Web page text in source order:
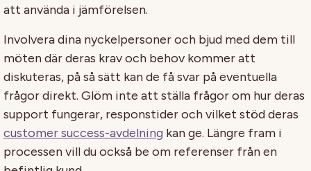
att använda i jämförelsen.
Involvera dina nyckelpersoner och bjud med dem till
möten där deras krav och behov kommer att
diskuteras, på så sätt kan de få svar på eventuella
frågor direkt. Glöm inte att ställa frågor om hur deras
support fungerar, responstider och vilket stöd deras
customer success-avdelning kan ge. Längre fram i
processen vill du också be om referenser från en